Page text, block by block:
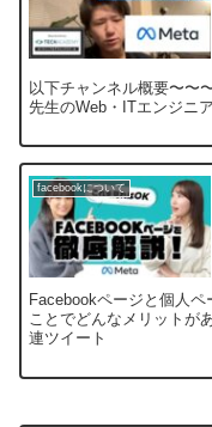
以下チャンネル概要〜〜
先生のWeb・ITエンジニ
facebookについて
Facebookページと個人
ことでどんなメリットが
連ツイート